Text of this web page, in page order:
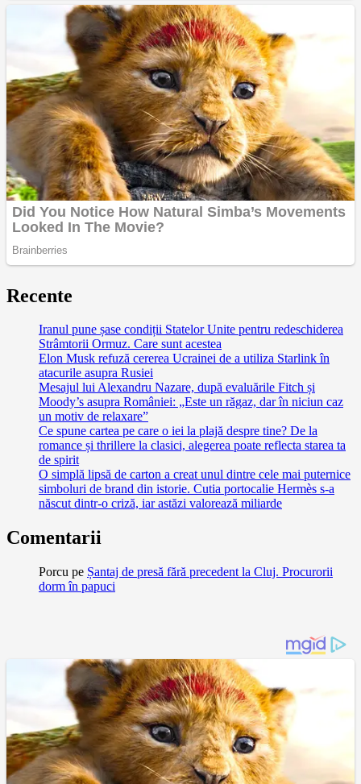
Recente
Iranul pune șase condiții Statelor Unite pentru redeschiderea
Strâmtorii Ormuz. Care sunt acestea
Elon Musk refuză cererea Ucrainei de a utiliza Starlink în
atacurile asupra Rusiei
Mesajul lui Alexandru Nazare, după evaluările Fitch și
Moody’s asupra României: „Este un răgaz, dar în niciun caz
un motiv de relaxare”
Ce spune cartea pe care o iei la plajă despre tine? De la
romance și thrillere la clasici, alegerea poate reflecta starea ta
de spirit
O simplă lipsă de carton a creat unul dintre cele mai puternice
simboluri de brand din istorie. Cutia portocalie Hermès s-a
născut dintr-o criză, iar astăzi valorează miliarde
Comentarii
Porcu pe Șantaj de presă fără precedent la Cluj. Procurorii
dorm în papuci